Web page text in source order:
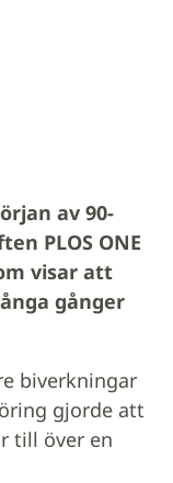
av 90-
PLOS ONE
visar att
gånger
biverkningar
gjorde att
till över en